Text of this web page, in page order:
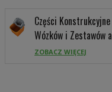
Części Konstrukcyjne
Wózków i Zestawów a
ZOBACZ WIĘCEJ